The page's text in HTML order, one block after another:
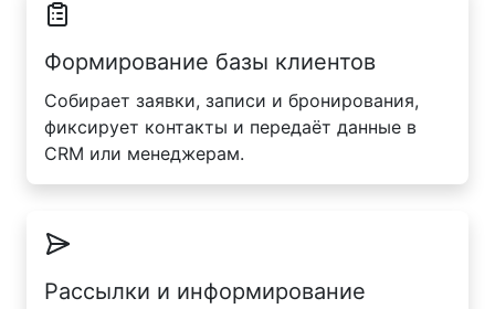
Формирование базы клиентов
Собирает заявки, записи и бронирования,
фиксирует контакты и передаёт данные в
CRM или менеджерам.
Рассылки и информирование